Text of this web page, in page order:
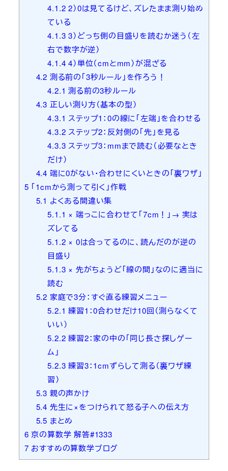
4.1.2 2）0は見てるけど、ズレたまま測り始め
ている
4.1.3 3）どっち側の目盛りを読むか迷う（左
右で数字が逆）
4.1.4 4）単位（cmとmm）が混ざる
4.2 測る前の「3秒ルール」を作ろう！
4.2.1 測る前の3秒ルール
4.3 正しい測り方（基本の型）
4.3.1 ステップ1：0の線に「左端」を合わせる
4.3.2 ステップ2：反対側の「先」を見る
4.3.3 ステップ3：mmまで読む（必要なとき
だけ）
4.4 端に0がない・合わせにくいときの「裏ワザ」
5 「1cmから測って引く」作戦
5.1 よくある間違い集
5.1.1 × 端っこに合わせて「7cm！」→ 実は
ズレてる
5.1.2 × 0は合ってるのに、読んだのが逆の
目盛り
5.1.3 × 先がちょうど「線の間」なのに適当に
読む
5.2 家庭で3分：すぐ直る練習メニュー
5.2.1 練習1：0合わせだけ10回（測らなくて
いい）
5.2.2 練習2：家の中の「同じ長さ探しゲー
ム」
5.2.3 練習3：1cmずらして測る（裏ワザ練
習）
5.3 親の声かけ
5.4 先生に×をつけられて怒る子への伝え方
5.5 まとめ
6 京の算数学 解答#1333
7 おすすめの算数学ブログ